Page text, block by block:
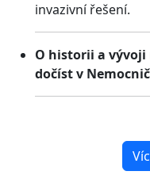
invazivní řešení.
O historii a vývoji
dočíst v